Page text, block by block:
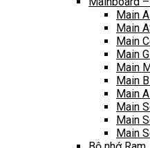
Main
Main
Main
Main
Main
Main
Main
Main
Main
Main